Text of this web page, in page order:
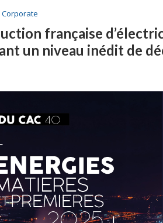
Corporate
française
un niveau inédit de